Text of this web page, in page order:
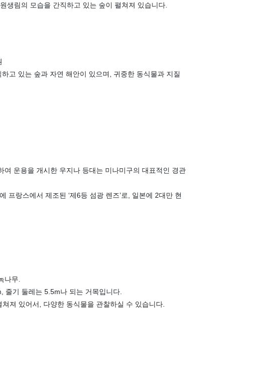
생림의 모습을 간직하고 있는 숲이 펼쳐져 있습니다.
고 있는 숲과 자연 해안이 있으며, 귀중한 동식물과 지질
운용을 개시한 우지나 등대는 미나미구의 대표적인 경관
프랑스에서 제조된 ‘제6등 섬광 렌즈’로, 일본에 2대만 현
나무.
줄기 둘레는 5.5m나 되는 거목입니다.
져 있어서, 다양한 동식물을 관찰하실 수 있습니다.